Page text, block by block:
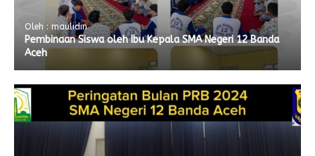
Oleh : maulidin
Pembinaan Siswa oleh Ibu Kepala SMA Negeri 12 Banda
Aceh